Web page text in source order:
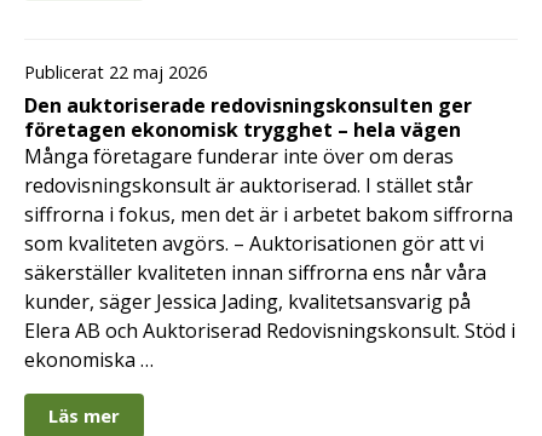
Publicerat 22 maj 2026
Den auktoriserade redovisningskonsulten ger
företagen ekonomisk trygghet – hela vägen
Många företagare funderar inte över om deras
redovisningskonsult är auktoriserad. I stället står
siffrorna i fokus, men det är i arbetet bakom siffrorna
som kvaliteten avgörs. – Auktorisationen gör att vi
säkerställer kvaliteten innan siffrorna ens når våra
kunder, säger Jessica Jading, kvalitetsansvarig på
Elera AB och Auktoriserad Redovisningskonsult. Stöd i
ekonomiska …
Läs mer